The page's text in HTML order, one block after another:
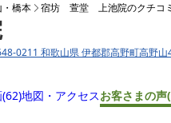
橋本 宿坊 萱堂 上池院のクチコミ
0211 和歌山県 伊都郡高野町高野山
(62)地図・アクセスお客さまの声